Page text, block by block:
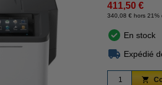
411,50 €
340,08 € hors 21%
En stock
Expédié